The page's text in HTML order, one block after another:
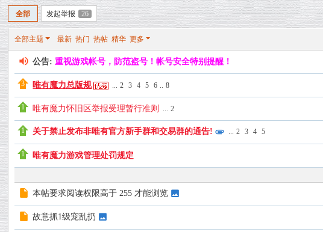
全部 发起举报 26
全部主题 最新 热门 热帖 精华 更多
公告:重视游戏帐号，防范盗号！帐号安全特别提醒！
唯有魔力总版规 ... 2 3 4 5 6 .. 8
唯有魔力怀旧区举报受理暂行准则 ... 2
关于禁止发布非唯有官方新手群和交易群的通告! ... 2 3 4 5
唯有魔力游戏管理处罚规定
本帖要求阅读权限高于 255 才能浏览
故意抓1级宠乱扔